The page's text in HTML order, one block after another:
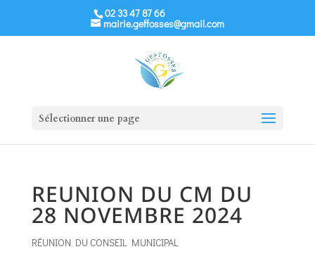
02 33 47 87 66
mairie.geffosses@gmail.com
Sélectionner une page
REUNION DU CM DU
28 NOVEMBRE 2024
RÉUNION DU CONSEIL MUNICIPAL